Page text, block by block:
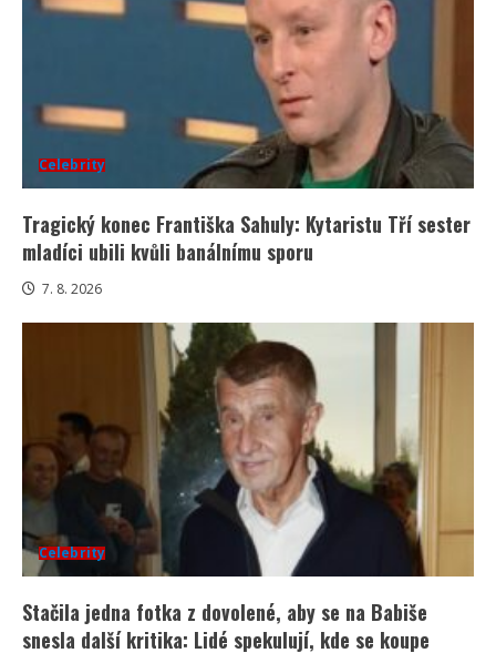
Celebrity
Tragický konec Františka Sahuly: Kytaristu Tří sester
mladíci ubili kvůli banálnímu sporu
7. 8. 2026
Celebrity
Stačila jedna fotka z dovolené, aby se na Babiše
snesla další kritika: Lidé spekulují, kde se koupe